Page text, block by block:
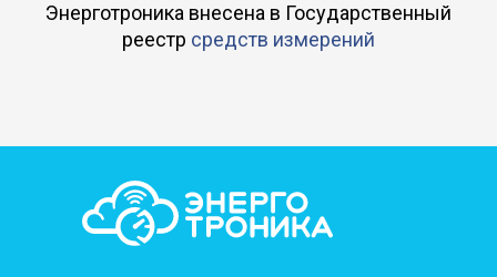
Энерготроника внесена в Государственный
реестр средств измерений